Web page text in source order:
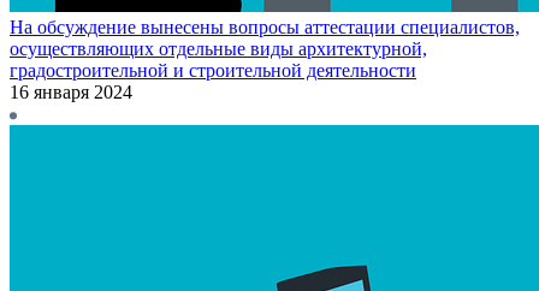
На обсуждение вынесены вопросы аттестации специалистов,
осуществляющих отдельные виды архитектурной,
градостроительной и строительной деятельности
16 января 2024